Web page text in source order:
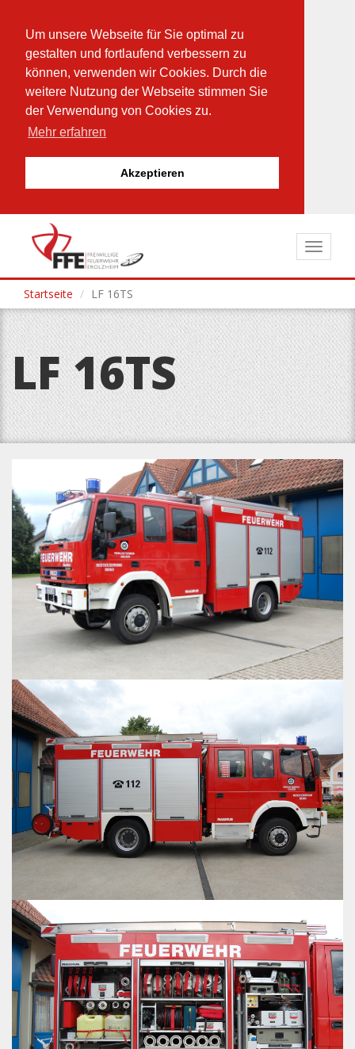
Um unsere Webseite für Sie optimal zu
gestalten und fortlaufend verbessern zu
können, verwenden wir Cookies. Durch die
weitere Nutzung der Webseite stimmen Sie
der Verwendung von Cookies zu.
Mehr erfahren
Akzeptieren
Toggle
Startseite
LF 16TS
LF 16TS